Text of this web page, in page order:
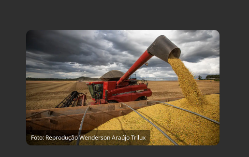
Foto: Reprodução Wenderson Araújo Trilux